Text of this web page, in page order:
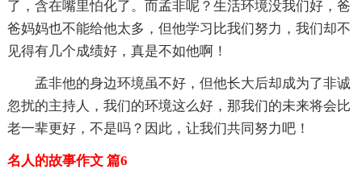
了，含在嘴里怕化了。而孟非呢？生活环境没我们好，爸
爸妈妈也不能给他太多，但他学习比我们努力，我们却不
见得有几个成绩好，真是不如他啊！
孟非他的身边环境虽不好，但他长大后却成为了非诚
忽扰的主持人，我们的环境这么好，那我们的未来将会比
老一辈更好，不是吗？因此，让我们共同努力吧！
名人的故事作文 篇6